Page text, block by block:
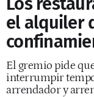
el alquiler
El gremio pide
interrumpir
arrendador y